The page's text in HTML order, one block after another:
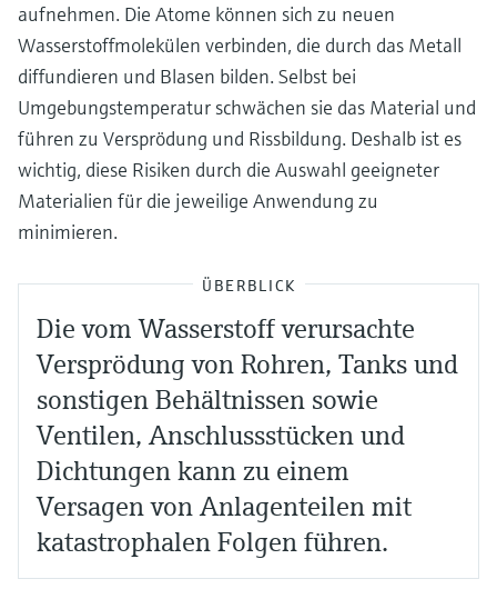
aufnehmen. Die Atome können sich zu neuen
Wasserstoffmolekülen verbinden, die durch das Metall
diffundieren und Blasen bilden. Selbst bei
Umgebungstemperatur schwächen sie das Material und
führen zu Versprödung und Rissbildung. Deshalb ist es
wichtig, diese Risiken durch die Auswahl geeigneter
Materialien für die jeweilige Anwendung zu
minimieren.
ÜBERBLICK
Die vom Wasserstoff verursachte
Versprödung von Rohren, Tanks und
sonstigen Behältnissen sowie
Ventilen, Anschlussstücken und
Dichtungen kann zu einem
Versagen von Anlagenteilen mit
katastrophalen Folgen führen.